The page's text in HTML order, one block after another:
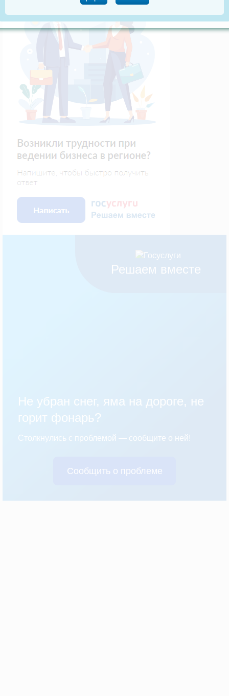
Решаем вместе
Не убран снег, яма на дороге, не
горит фонарь?
Столкнулись с проблемой — сообщите о ней!
Сообщить о проблеме